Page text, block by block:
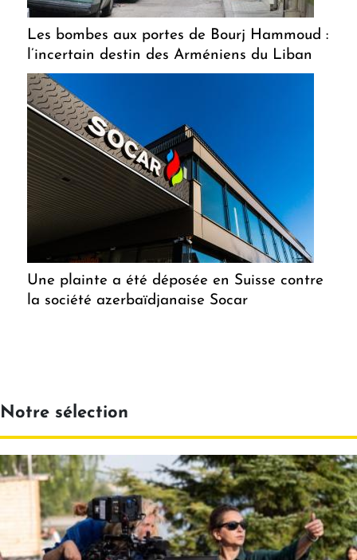
Les bombes aux portes de Bourj Hammoud :
l’incertain destin des Arméniens du Liban
Une plainte a été déposée en Suisse contre
la société azerbaïdjanaise Socar
Notre sélection